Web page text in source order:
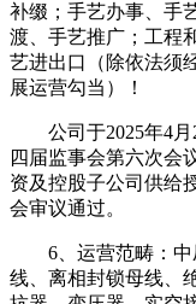
补缀；手艺办事、手
渡、手艺推广；工程
艺进出口（除依法须
展运营勾当）！
公司于2025年4月
四届监事会第六次会
资及控股子公司供给
会审议通过。
6、运营范畴：中
线、离相封锁母线、